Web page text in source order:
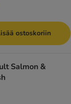
ostoskoriin
Salmon &